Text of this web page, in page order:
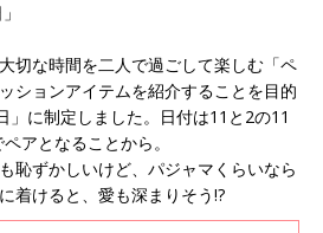
切な時間を二人で過ごして楽しむ「ペ
ションアイテムを紹介することを目的
」に制定しました。日付は11と2の11
アとなることから。
恥ずかしいけど、パジャマくらいなら
着けると、愛も深まりそう!?